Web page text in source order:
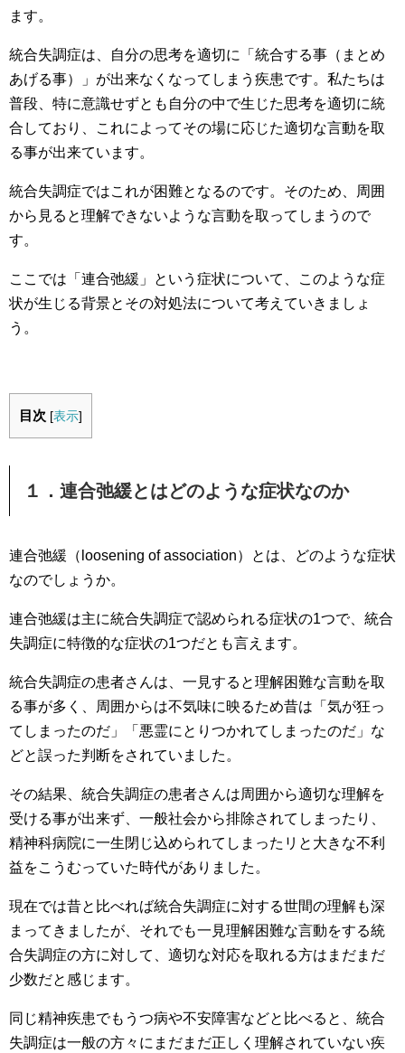
ます。
統合失調症は、自分の思考を適切に「統合する事（まとめ
あげる事）」が出来なくなってしまう疾患です。私たちは
普段、特に意識せずとも自分の中で生じた思考を適切に統
合しており、これによってその場に応じた適切な言動を取
る事が出来ています。
統合失調症ではこれが困難となるのです。そのため、周囲
から見ると理解できないような言動を取ってしまうので
す。
ここでは「連合弛緩」という症状について、このような症
状が生じる背景とその対処法について考えていきましょ
う。
目次 [表示]
１．連合弛緩とはどのような症状なのか
連合弛緩（loosening of association）とは、どのような症状
なのでしょうか。
連合弛緩は主に統合失調症で認められる症状の1つで、統合
失調症に特徴的な症状の1つだとも言えます。
統合失調症の患者さんは、一見すると理解困難な言動を取
る事が多く、周囲からは不気味に映るため昔は「気が狂っ
てしまったのだ」「悪霊にとりつかれてしまったのだ」な
どと誤った判断をされていました。
その結果、統合失調症の患者さんは周囲から適切な理解を
受ける事が出来ず、一般社会から排除されてしまったり、
精神科病院に一生閉じ込められてしまったリと大きな不利
益をこうむっていた時代がありました。
現在では昔と比べれば統合失調症に対する世間の理解も深
まってきましたが、それでも一見理解困難な言動をする統
合失調症の方に対して、適切な対応を取れる方はまだまだ
少数だと感じます。
同じ精神疾患でもうつ病や不安障害などと比べると、統合
失調症は一般の方々にまだまだ正しく理解されていない疾